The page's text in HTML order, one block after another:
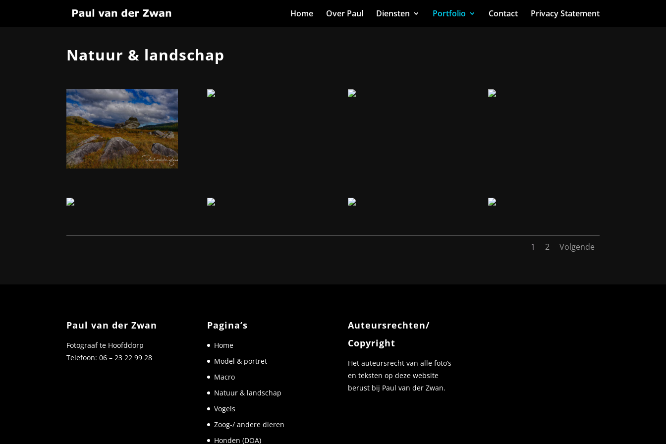
Home Over Paul Diensten Portfolio Contact Privacy Statement
Natuur & landschap
1 2 Volgende
Paul van der Zwan
Fotograaf te Hoofddorp
Telefoon: 06 – 23 22 99 28
Pagina’s
Home
Model & portret
Macro
Natuur & landschap
Vogels
Zoog-/ andere dieren
Honden (DOA)
Auteursrechten/
Copyright
Het auteursrecht van alle foto’s
en teksten op deze website
berust bij Paul van der Zwan.